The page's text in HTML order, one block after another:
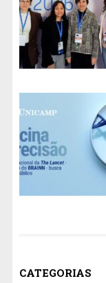
CATEGORIAS